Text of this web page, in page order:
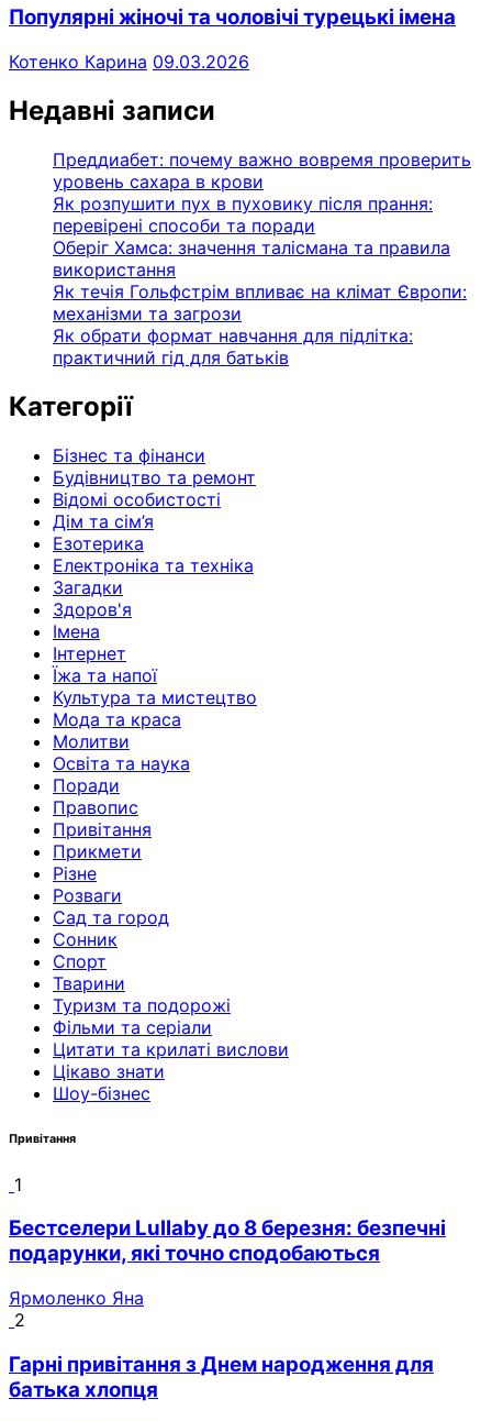
Популярні жіночі та чоловічі турецькі імена
Котенко Карина 09.03.2026
Недавні записи
Преддиабет: почему важно вовремя проверить
уровень сахара в крови
Як розпушити пух в пуховику після прання:
перевірені способи та поради
Оберіг Хамса: значення талісмана та правила
використання
Як течія Гольфстрім впливає на клімат Європи:
механізми та загрози
Як обрати формат навчання для підлітка:
практичний гід для батьків
Категорії
Бізнес та фінанси
Будівництво та ремонт
Відомі особистості
Дім та сім’я
Езотерика
Електроніка та техніка
Загадки
Здоров'я
Імена
Інтернет
Їжа та напої
Культура та мистецтво
Мода та краса
Молитви
Освіта та наука
Поради
Правопис
Привітання
Прикмети
Різне
Розваги
Сад та город
Сонник
Спорт
Тварини
Туризм та подорожі
Фільми та серіали
Цитати та крилаті вислови
Цікаво знати
Шоу-бізнес
Привітання
1
Бестселери Lullaby до 8 березня: безпечні
подарунки, які точно сподобаються
Ярмоленко Яна
2
Гарні привітання з Днем народження для
батька хлопця